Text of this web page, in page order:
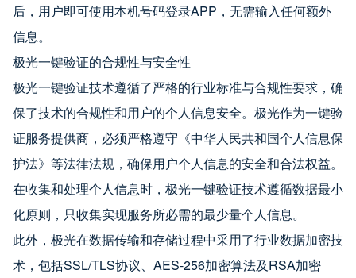
后，用户即可使用本机号码登录APP，无需输入任何额外
信息。
极光一键验证的合规性与安全性
极光一键验证技术遵循了严格的行业标准与合规性要求，确
保了技术的合规性和用户的个人信息安全。极光作为一键验
证服务提供商，必须严格遵守《中华人民共和国个人信息保
护法》等法律法规，确保用户个人信息的安全和合法权益。
在收集和处理个人信息时，极光一键验证技术遵循数据最小
化原则，只收集实现服务所必需的最少量个人信息。
此外，极光在数据传输和存储过程中采用了行业数据加密技
术，包括SSL/TLS协议、AES-256加密算法及RSA加密